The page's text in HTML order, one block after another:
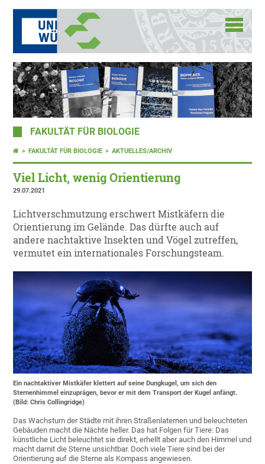
FAKULTÄT FÜR BIOLOGIE
FAKULTÄT FÜR BIOLOGIE AKTUELLES/ARCHIV
Viel Licht, wenig Orientierung
29.07.2021
Lichtverschmutzung erschwert Mistkäfern die
Orientierung im Gelände. Das dürfte auch auf
andere nachtaktive Insekten und Vögel zutreffen,
vermutet ein internationales Forschungsteam.
Ein nachtaktiver Mistkäfer klettert auf seine Dungkugel, um sich den
Sternenhimmel einzuprägen, bevor er mit dem Transport der Kugel anfängt.
(Bild: Chris Collingridge)
Das Wachstum der Städte mit ihren Straßenlaternen und beleuchteten
Gebäuden macht die Nächte heller. Das hat Folgen für Tiere: Das
künstliche Licht beleuchtet sie direkt, erhellt aber auch den Himmel und
macht damit die Sterne unsichtbar. Doch viele Tiere sind bei der
Orientierung auf die Sterne als Kompass angewiesen.